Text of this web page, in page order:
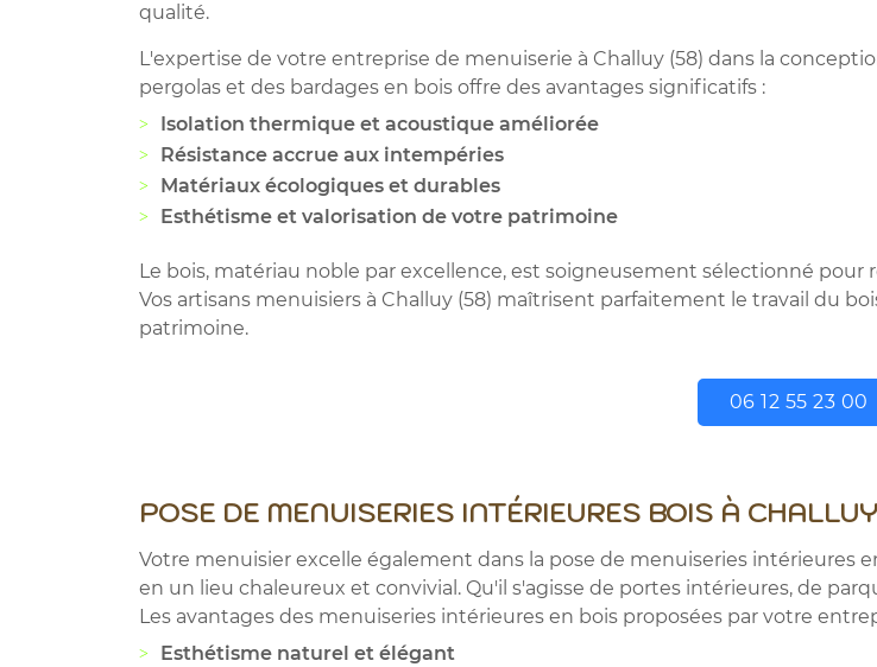
qualité.
L'expertise de votre entreprise de menuiserie à Challuy (58) dans la
pergolas et des bardages en bois offre des avantages significatifs :
Isolation thermique et acoustique améliorée
Résistance accrue aux intempéries
Matériaux écologiques et durables
Esthétisme et valorisation de votre patrimoine
Le bois, matériau noble par excellence, est soigneusement sélectionné
Vos artisans menuisiers à Challuy (58) maîtrisent parfaitement le travail du
patrimoine.
06 12 55 23 00
POSE DE MENUISERIES INTÉRIEURES BOIS À
Votre menuisier excelle également dans la pose de menuiseries intérieures
en un lieu chaleureux et convivial. Qu'il s'agisse de portes intérieures, de
Les avantages des menuiseries intérieures en bois proposées par votre
Esthétisme naturel et élégant